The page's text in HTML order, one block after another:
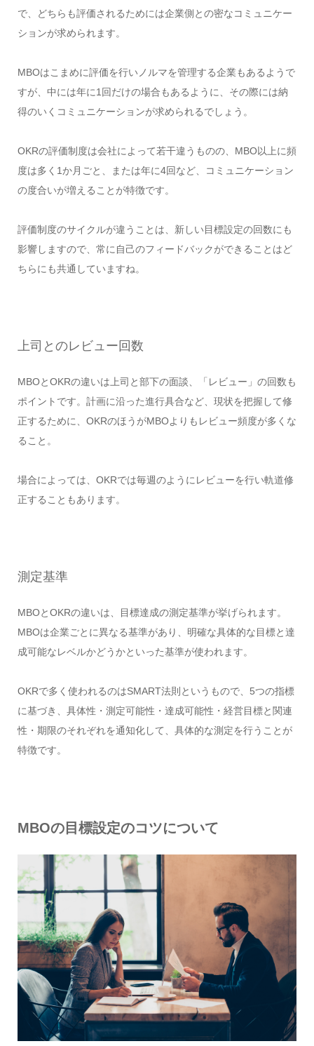
で、どちらも評価されるためには企業側との密なコミュニケー
ションが求められます。
MBOはこまめに評価を行いノルマを管理する企業もあるようで
すが、中には年に1回だけの場合もあるように、その際には納
得のいくコミュニケーションが求められるでしょう。
OKRの評価制度は会社によって若干違うものの、MBO以上に頻
度は多く1か月ごと、または年に4回など、コミュニケーション
の度合いが増えることが特徴です。
評価制度のサイクルが違うことは、新しい目標設定の回数にも
影響しますので、常に自己のフィードバックができることはど
ちらにも共通していますね。
上司とのレビュー回数
MBOとOKRの違いは上司と部下の面談、「レビュー」の回数も
ポイントです。計画に沿った進行具合など、現状を把握して修
正するために、OKRのほうがMBOよりもレビュー頻度が多くな
ること。
場合によっては、OKRでは毎週のようにレビューを行い軌道修
正することもあります。
測定基準
MBOとOKRの違いは、目標達成の測定基準が挙げられます。
MBOは企業ごとに異なる基準があり、明確な具体的な目標と達
成可能なレベルかどうかといった基準が使われます。
OKRで多く使われるのはSMART法則というもので、5つの指標
に基づき、具体性・測定可能性・達成可能性・経営目標と関連
性・期限のそれぞれを通知化して、具体的な測定を行うことが
特徴です。
MBOの目標設定のコツについて